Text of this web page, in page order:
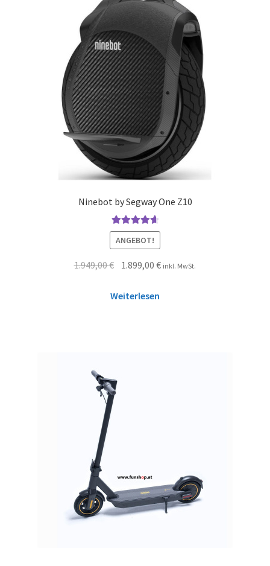
Ninebot by Segway One Z10
Bewertet mit
4.75von 5
ANGEBOT!
1.949,00€ 1.899,00€ inkl. MwSt.
Weiterlesen